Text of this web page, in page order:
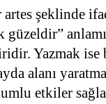
şeklinde
Yazmak
alanı
etkiler